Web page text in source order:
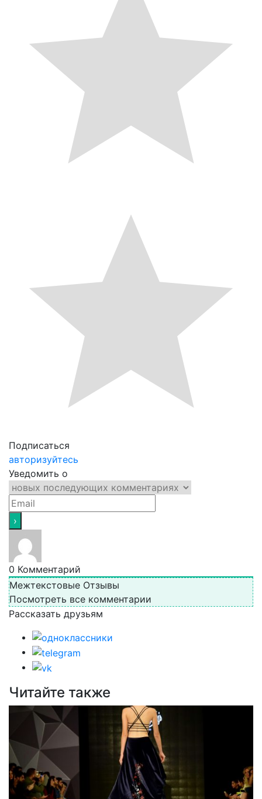
Подписаться
авторизуйтесь
Уведомить о
0 Комментарий
Межтекстовые Отзывы
Посмотреть все комментарии
Рассказать друзьям
Читайте также